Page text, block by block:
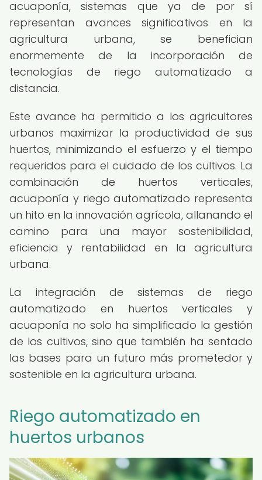
acuaponía, sistemas que ya de por sí
representan avances significativos en la
agricultura urbana, se benefician
enormemente de la incorporación de
tecnologías de riego automatizado a
distancia.
Este avance ha permitido a los agricultores
urbanos maximizar la productividad de sus
huertos, minimizando el esfuerzo y el tiempo
requeridos para el cuidado de los cultivos. La
combinación de huertos verticales,
acuaponía y riego automatizado representa
un hito en la innovación agrícola, allanando el
camino para una mayor sostenibilidad,
eficiencia y rentabilidad en la agricultura
urbana.
La integración de sistemas de riego
automatizado en huertos verticales y
acuaponía no solo ha simplificado la gestión
de los cultivos, sino que también ha sentado
las bases para un futuro más prometedor y
sostenible en la agricultura urbana.
Riego automatizado en
huertos urbanos